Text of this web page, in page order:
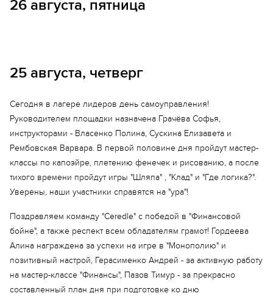
Еще 2 фото
26 августа, пятница
25 августа, четверг
Сегодня в лагере лидеров день самоуправления!
Руководителем площадки назначена Грачёва Софья,
инструкторами - Власенко Полина, Сускина Елизавета и
Рембовская Варвара. В первой половине дня пройдут мастер-
классы по капоэйре, плетению фенечек и рисованию, а после
тихого времени пройдут игры "Шляпа" , "Клад" и "Где логика?".
Уверены, наши участники справятся на "ура"!
Поздравляем команду "Ceredle" с победой в "Финансовой
бойне", а также респект всем обладателям грамот! Гордеева
Алина награждена за успехи на игре в "Монополию" и
позитивный настрой, Герасименко Андрей - за активную работу
на мастер-классе "Финансы", Пазов Тимур - за прекрасно
составленный план дня при подготовке ко дню